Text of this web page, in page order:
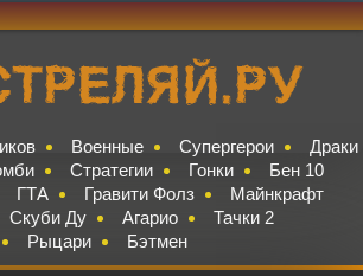
Военные Супергерои
Драки
Стратегии Гонки
Бен 10
ГТА Гравити Фолз
Майнкрафт
Скуби Ду Агарио
Тачки 2
Рыцари Бэтмен